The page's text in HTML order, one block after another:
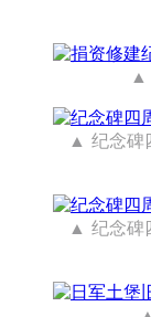
纪念碑
纪念碑